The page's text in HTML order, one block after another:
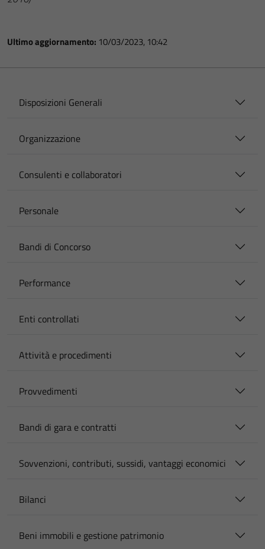
Ultimo aggiornamento: 10/03/2023, 10:42
Disposizioni Generali
Organizzazione
Consulenti e collaboratori
Personale
Bandi di Concorso
Performance
Enti controllati
Attività e procedimenti
Provvedimenti
Bandi di gara e contratti
Sovvenzioni, contributi, sussidi, vantaggi economici
Bilanci
Beni immobili e gestione patrimonio